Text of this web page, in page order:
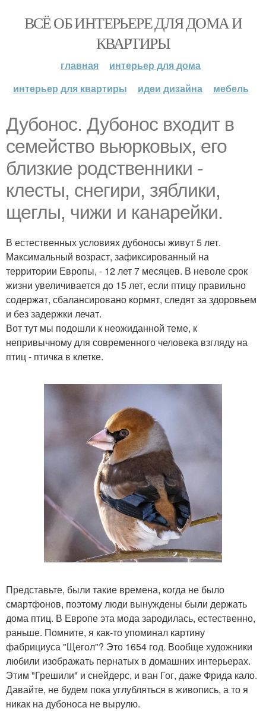
ВСЁ ОБ ИНТЕРЬЕРЕ ДЛЯ ДОМА И
КВАРТИРЫ
главная
интерьер для дома
интерьер для квартиры
идеи дизайна мебель
Дубонос. Дубонос входит в
семейство вьюрковых, его
близкие родственники -
клесты, снегири, зяблики,
щеглы, чижи и канарейки.
В естественных условиях дубоносы живут 5 лет.
Максимальный возраст, зафиксированный на
территории Европы, - 12 лет 7 месяцев. В неволе срок
жизни увеличивается до 15 лет, если птицу правильно
содержат, сбалансировано кормят, следят за здоровьем
и без задержки лечат.
Вот тут мы подошли к неожиданной теме, к
непривычному для современного человека взгляду на
птиц - птичка в клетке.
Представьте, были такие времена, когда не было
смартфонов, поэтому люди вынуждены были держать
дома птиц. В Европе эта мода зародилась, естественно,
раньше. Помните, я как-то упоминал картину
фабрициуса "Щегол"? Это 1654 год. Вообще художники
любили изображать пернатых в домашних интерьерах.
Этим "Грешили" и снейдерс, и ван Гог, даже Фрида кало.
Давайте, не будем пока углубляться в живопись, а то я
никак на дубоноса не вырулю.